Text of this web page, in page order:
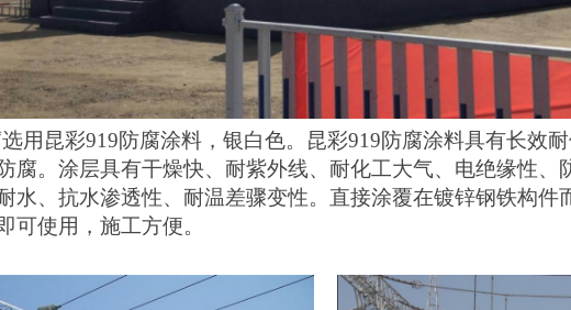
用昆彩919防腐涂料 ，银白色。昆彩919防腐涂料具有长效
腐。 涂层具有干燥快、耐紫外线、耐化工大气、电绝缘性、
水、抗水渗透性、耐温差骤变性。直接涂覆在镀锌钢铁构件
可使用， 施工方便。